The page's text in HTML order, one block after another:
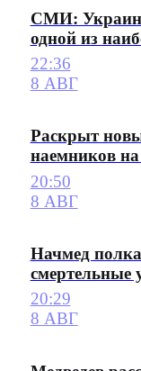
СМИ:
одной из
22:36
8 АВГ
Раскрыт
наемников
20:50
8 АВГ
Начмед
смертельные
20:29
8 АВГ